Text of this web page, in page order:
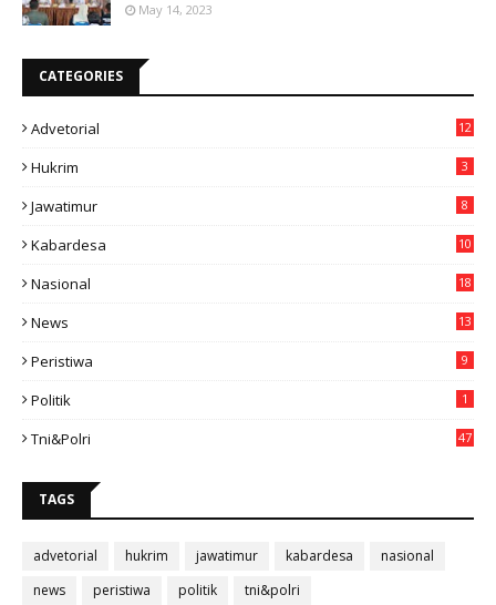
May 14, 2023
CATEGORIES
Advetorial 12
Hukrim 3
Jawatimur 8
Kabardesa
10
Nasional
18
News
13
Peristiwa 9
Politik 1
Tni&polri 47
TAGS
advetorial hukrim jawatimur kabardesa
nasional
news
peristiwa politik tni&polri